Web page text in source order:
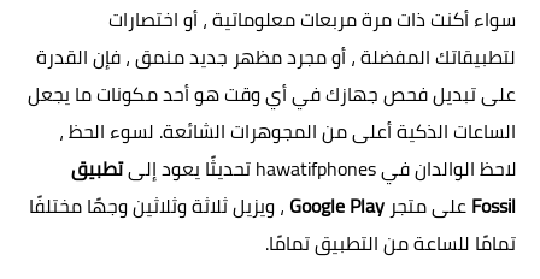
سواء أكنت ذات مرة مربعات معلوماتية ، أو اختصارات
لتطبيقاتك المفضلة ، أو مجرد مظهر جديد منمق ، فإن القدرة
على تبديل فحص جهازك في أي وقت هو أحد مكونات ما يجعل
الساعات الذكية أعلى من المجوهرات الشائعة. لسوء الحظ ،
لاحظ الوالدان فيhawatifphonesتحديثًا يعود إلىتطبيق
Fossilعلى متجر Google Play ، ويزيل ثلاثة وثلاثين وجهًا مختلفًا
تمامًا للساعة من التطبيق تمامًا.